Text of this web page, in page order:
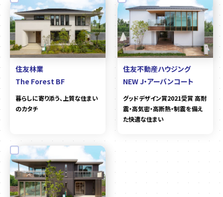
住友林業
The Forest BF
暮らしに寄り添う、上質な住まい
のカタチ
住友不動産ハウジング
NEW J・アーバンコート
グッドデザイン賞2021受賞 高耐
震・高気密・高断熱・制震を備え
た快適な住まい